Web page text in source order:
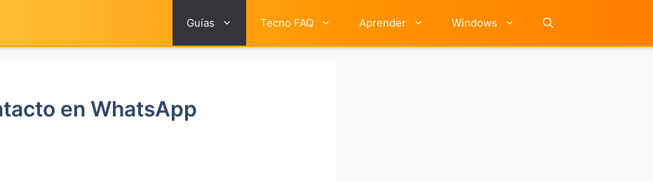
Guías Tecno FAQ Aprender Windows
en WhatsApp